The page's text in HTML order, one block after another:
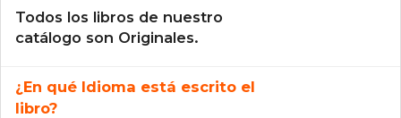
Todos los libros de nuestro
catálogo son Originales.
¿En qué Idioma está escrito el
libro?